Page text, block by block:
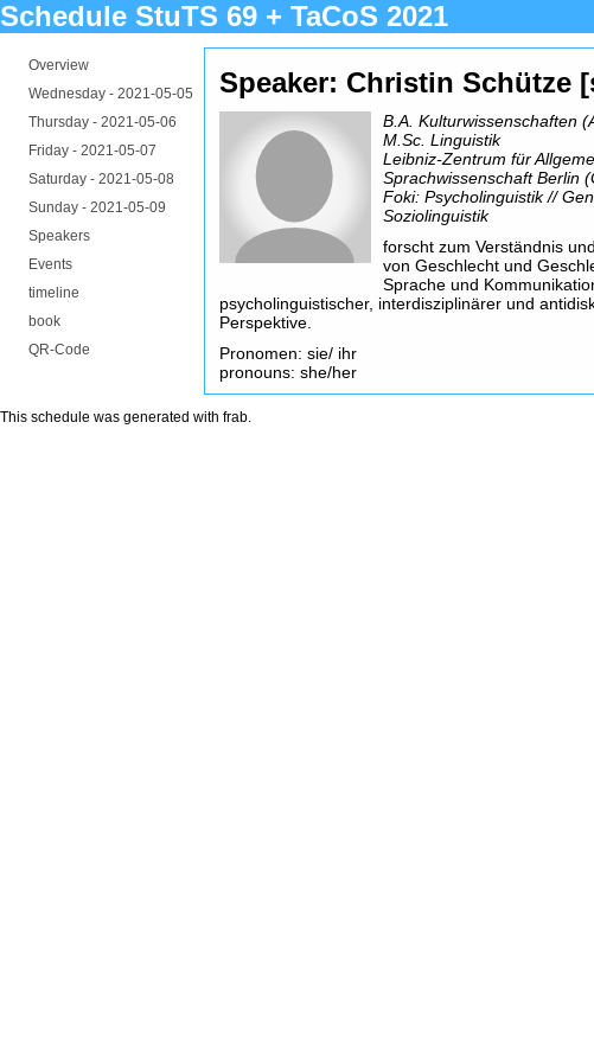
Schedule StuTS 69 + TaCoS 2021
Overview
Wednesday - 2021-05-05
Thursday - 2021-05-06
Friday - 2021-05-07
Saturday - 2021-05-08
Sunday - 2021-05-09
Speakers
Events
timeline
book
QR-Code
Speaker: Christin Schütze
B.A. Kulturwissenschaften
M.Sc. Linguistik
Leibniz-Zentrum für
Sprachwissenschaft Berlin
Foki: Psycholinguistik //
Soziolinguistik
forscht zum Verständnis
von Geschlecht und
Sprache und
psycholinguistischer, interdisziplinärer und
Perspektive.
Pronomen: sie/ ihr
pronouns: she/her
This schedule was generated with frab.